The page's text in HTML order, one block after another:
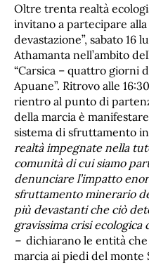
Oltre trenta realtà
invitano a partecipare
devastazione”, sabato 16
Athamanta nell’ambito
“Carsica – quattro giorni
Apuane”. Ritrovo alle
rientro al punto di
della marcia è
sistema di sfruttamento
realtà impegnate nella
comunità di cui siamo
denunciare l’impatto
sfruttamento minerario
più devastanti che ciò
gravissima crisi ecologica
– dichiarano le entità
marcia ai piedi del monte